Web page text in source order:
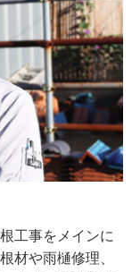
工事をメインに
材や雨樋修理、